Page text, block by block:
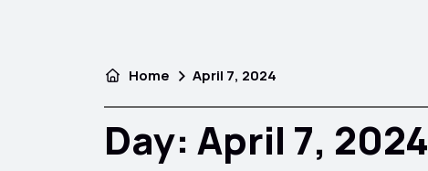
Home April 7, 2024
Day: April 7, 2024